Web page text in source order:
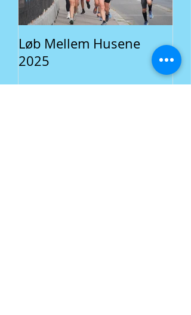
Løb Mellem Husene
2025